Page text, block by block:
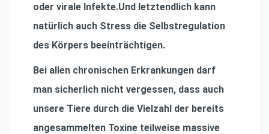
oder virale Infekte.Und letztendlich kann
natürlich auch Stress die Selbstregulation
des Körpers beeinträchtigen.
Bei allen chronischen Erkrankungen darf
man sicherlich nicht vergessen, dass auch
unsere Tiere durch die Vielzahl der bereits
angesammelten Toxine teilweise massive